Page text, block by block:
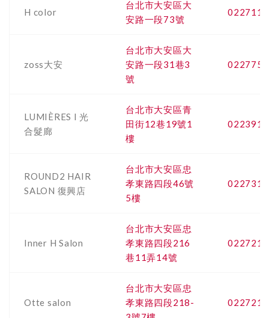
H color
台北市大安區大
安路一段73號
zoss大安
台北市大安區大
安路一段31巷3
號
LUMIÈRES I 光
合髮廊
台北市大安區青
田街12巷19號1
樓
ROUND2 HAIR
SALON 復興店
台北市大安區忠
孝東路四段46號
5樓
Inner H Salon
台北市大安區忠
孝東路四段216
巷11弄14號
Otte salon
台北市大安區忠
孝東路四段218-